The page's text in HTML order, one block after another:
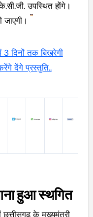
उपस्थित होंगे।
3 दिनों तक बिखरेगी
देंगे प्रस्तुति..
हुआ स्थगित
छत्तीसगढ़ के मुख्यमंत्री